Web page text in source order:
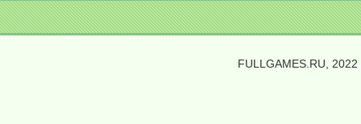
FULLGAMES.RU, 2022